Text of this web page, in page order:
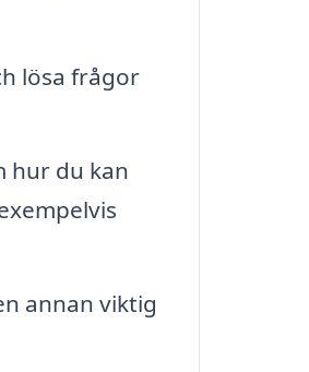
lösa frågor
hur du kan
annan viktig